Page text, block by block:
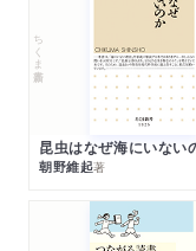
ちくま新書
昆虫はなぜ海にいない
朝野維起著